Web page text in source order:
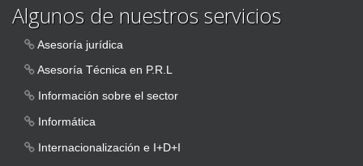
Algunos de nuestros servicios
Asesoría jurídica
Asesoría Técnica en P.R.L
Información sobre el sector
Informática
Internacionalización e I+D+I